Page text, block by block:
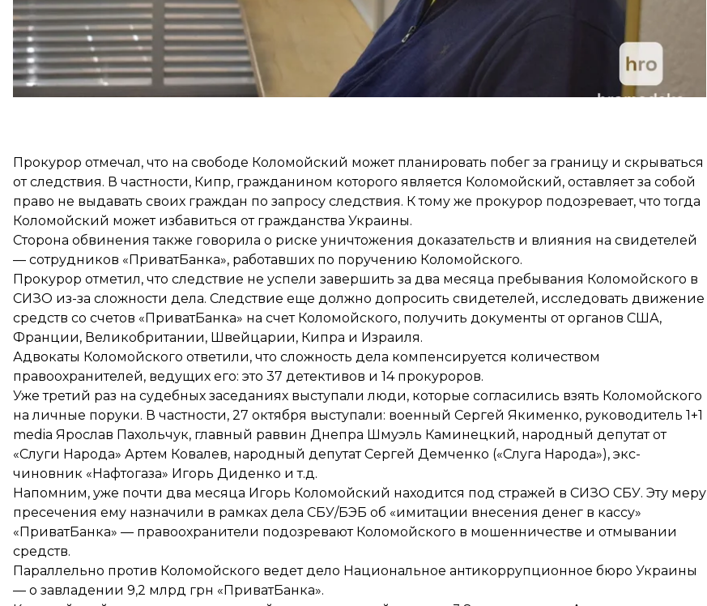
Прокурор отмечал, что на свободе Коломойский может планировать побег за границу и скрываться
от следствия. В частности, Кипр, гражданином которого является Коломойский, оставляет за собой
право не выдавать своих граждан по запросу следствия. К тому же прокурор подозревает, что тогда
Коломойский может избавиться от гражданства Украины.
Сторона обвинения также говорила о риске уничтожения доказательств и влияния на свидетелей
— сотрудников «ПриватБанка», работавших по поручению Коломойского.
Прокурор отметил, что следствие не успели завершить за два месяца пребывания Коломойского в
СИЗО из-за сложности дела. Следствие еще должно допросить свидетелей, исследовать движение
средств со счетов «ПриватБанка» на счет Коломойского, получить документы от органов США,
Франции, Великобритании, Швейцарии, Кипра и Израиля.
Адвокаты Коломойского ответили, что сложность дела компенсируется количеством
правоохранителей, ведущих его: это 37 детективов и 14 прокуроров.
Уже третий раз на судебных заседаниях выступали люди, которые согласились взять Коломойского
на личные поруки. В частности, 27 октября выступали: военный Сергей Якименко, руководитель 1+1
media Ярослав Пахольчук, главный раввин Днепра Шмуэль Каминецкий, народный депутат от
«Слуги Народа» Артем Ковалев, народный депутат Сергей Демченко («Слуга Народа»), экс-
чиновник «Нафтогаза» Игорь Диденко и т.д.
Напомним, уже почти два месяца Игорь Коломойский находится под стражей в СИЗО СБУ. Эту меру
пресечения ему назначили в рамках дела СБУ/БЭБ об «имитации внесения денег в кассу»
«ПриватБанка» — правоохранители подозреваютКоломойского в мошенничестве и отмывании
средств.
Параллельно против Коломойского ведет дело Национальное антикоррупционное бюро Украины
— о завладении 9,2 млрд грн «ПриватБанка».